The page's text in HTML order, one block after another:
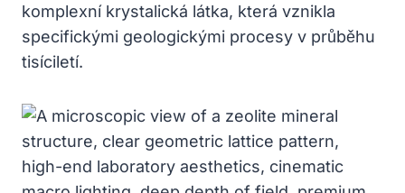
komplexní krystalická látka, která vznikla
specifickými geologickými procesy v průběhu
tisíciletí.